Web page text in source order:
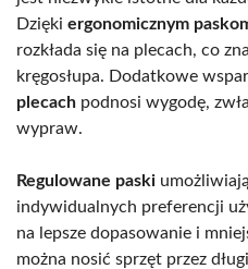
Dzięki ergonomicznym
rozkłada się na plecach, co
kręgosłupa. Dodatkowe
plecach podnosi wygodę,
wypraw.
Regulowane paski
indywidualnych preferencji
na lepsze dopasowanie i
można nosić sprzęt przez